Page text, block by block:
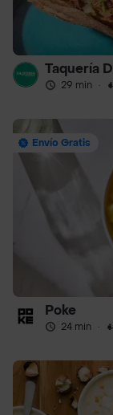
Taquería
29 min ·
Envío Gratis
Poke
24 min ·